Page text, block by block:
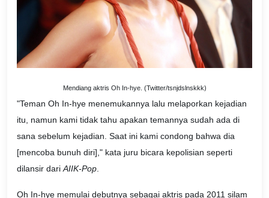
Mendiang aktris Oh In-hye. (Twitter/tsnjdslnskkk)
"Teman Oh In-hye menemukannya lalu melaporkan kejadian
itu, namun kami tidak tahu apakan temannya sudah ada di
sana sebelum kejadian. Saat ini kami condong bahwa dia
[mencoba bunuh diri]," kata juru bicara kepolisian seperti
dilansir dari AIIK-Pop
Oh In-hye memulai debutnya sebagai aktris pada 2011 silam